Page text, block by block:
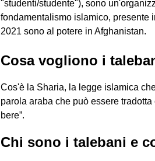
"studenti/studente"), sono
fondamentalismo islamico, presente
2021 sono al potere in Afghanistan.
Cosa vogliono i
Cos'è la Sharia, la legge islamica
parola araba che può essere
bere”.
Chi sono i talebani e